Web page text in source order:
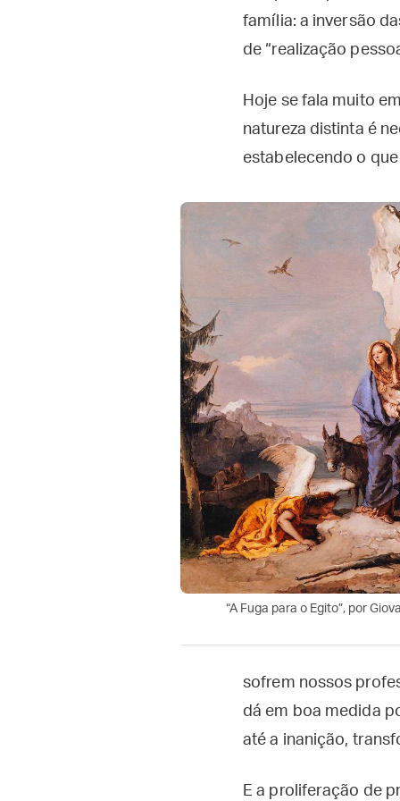
família: a inversão
de “realização
Hoje se fala muito
natureza distinta é
estabelecendo o
“A Fuga para o Egito”, por
sofrem nossos
dá em boa medida
até a inanição,
E a proliferação de